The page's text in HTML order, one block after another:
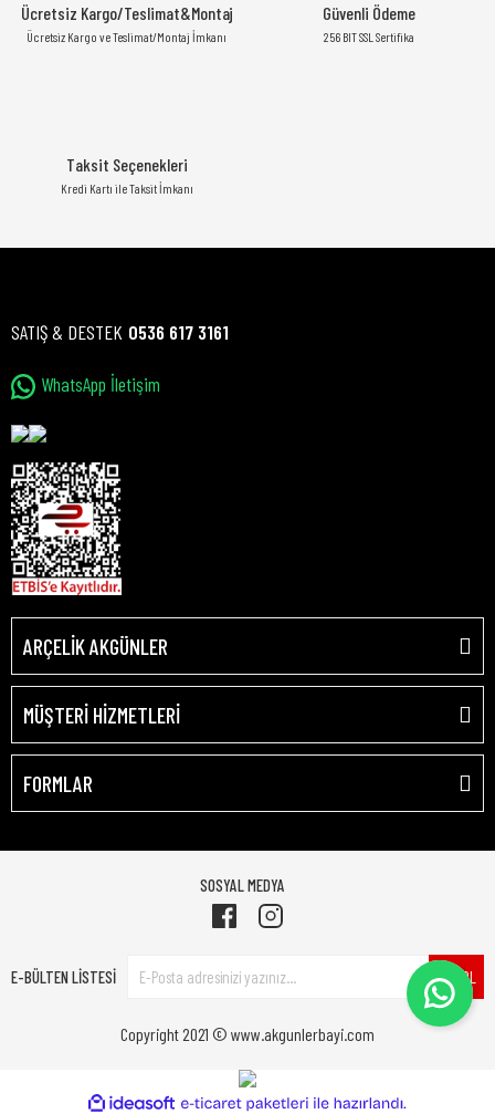
Ücretsiz Kargo/Teslimat&Montaj
Ücretsiz Kargo ve Teslimat/Montaj İmkanı
Güvenli Ödeme
256 BIT SSL Sertifika
Taksit Seçenekleri
Kredi Kartı ile Taksit İmkanı
SATIŞ & DESTEK 0536 617 3161
WhatsApp İletişim
ARÇELİK AKGÜNLER
MÜŞTERİ HİZMETLERİ
FORMLAR
Copyright 2021 © www.akgunlerbayi.com
E-BÜLTEN LİSTESİ ÜYE OL
SOSYAL MEDYA
ideasoft e-